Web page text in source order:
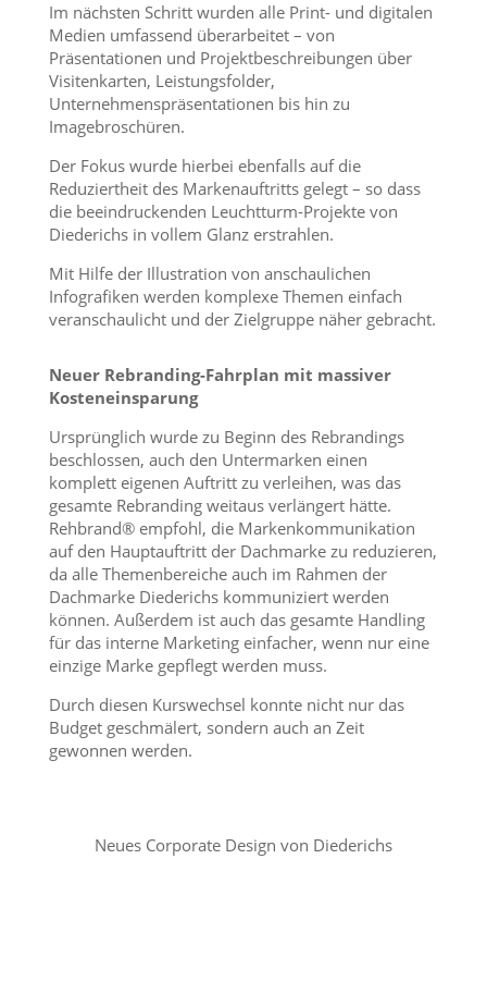
Im nächsten Schritt wurden alle Print- und digitalen
Medien umfassend überarbeitet – von
Präsentationen und Projektbeschreibungen über
Visitenkarten, Leistungsfolder,
Unternehmenspräsentationen bis hin zu
Imagebroschüren.
Der Fokus wurde hierbei ebenfalls auf die
Reduziertheit des Markenauftritts gelegt – so dass
die beeindruckenden Leuchtturm-Projekte von
Diederichs in vollem Glanz erstrahlen.
Mit Hilfe der Illustration von anschaulichen
Infografiken werden komplexe Themen einfach
veranschaulicht und der Zielgruppe näher gebracht.
Neuer Rebranding-Fahrplan mit massiver
Kosteneinsparung
Ursprünglich wurde zu Beginn des Rebrandings
beschlossen, auch den Untermarken einen
komplett eigenen Auftritt zu verleihen, was das
gesamte Rebranding weitaus verlängert hätte.
Rehbrand® empfohl, die Markenkommunikation
auf den Hauptauftritt der Dachmarke zu reduzieren,
da alle Themenbereiche auch im Rahmen der
Dachmarke Diederichs kommuniziert werden
können. Außerdem ist auch das gesamte Handling
für das interne Marketing einfacher, wenn nur eine
einzige Marke gepflegt werden muss.
Durch diesen Kurswechsel konnte nicht nur das
Budget geschmälert, sondern auch an Zeit
gewonnen werden.
Neues Corporate Design von Diederichs